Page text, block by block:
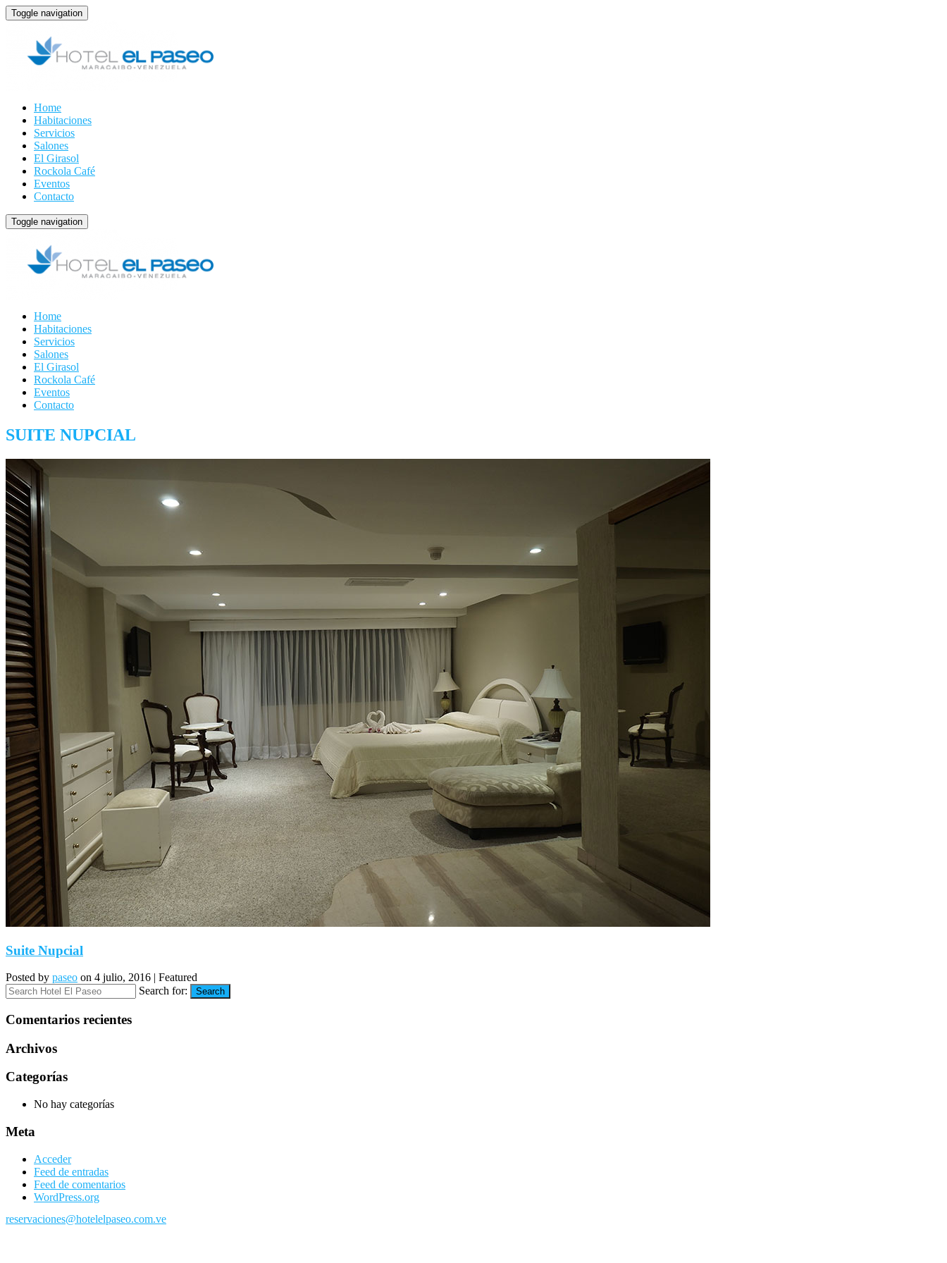
Toggle navigation
Home
Habitaciones
Servicios
Salones
El Girasol
Rockola Café
Eventos
Contacto
Toggle navigation
Home
Habitaciones
Servicios
Salones
El Girasol
Rockola Café
Eventos
Contacto
SUITE NUPCIAL
Suite Nupcial
Posted by paseo on 4 julio, 2016 | Featured
Search for:
Search
Comentarios recientes
Archivos
Categorías
No hay categorías
Meta
Acceder
Feed de entradas
Feed de comentarios
WordPress.org
reservaciones@hotelelpaseo.com.ve